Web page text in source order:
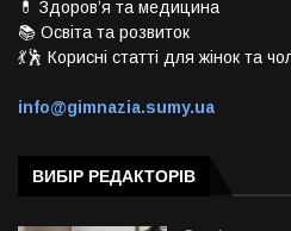
💊 Здоров’я та медицина
📚 Освіта та розвиток
💃🕺 Корисні статті для жінок та
info@gimnazia.sumy.ua
ВИБІР РЕДАКТОРІВ